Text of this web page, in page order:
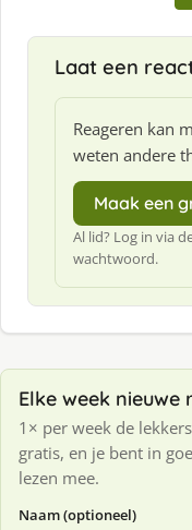
Laat een
Reageren kan
weten andere
Maak een
Al lid? Log in via
wachtwoord.
Elke week
1× per week de
gratis, en je bent in
lezen mee.
Naam (optioneel)